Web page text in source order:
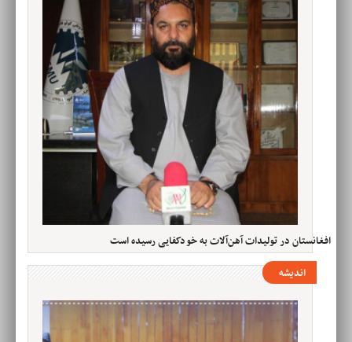
افغانستان در تولیدات آهن‌آلات به خودکفایی رسیده است
اندیشه